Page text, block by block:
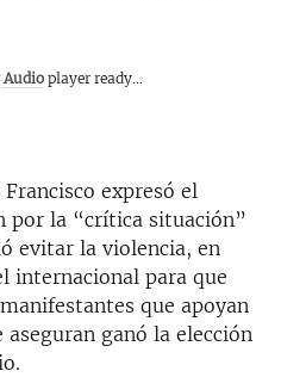
player ready...
expresó el
por la “crítica situación”
evitar la violencia, en
internacional para que
que apoyan
ganó la elección